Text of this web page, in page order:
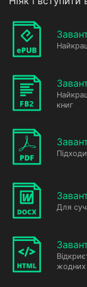
книг
Для
жодних